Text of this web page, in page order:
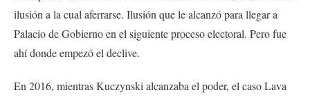
ilusión a la cual aferrarse. Ilusión que le alcanzó para llegar a
Palacio de Gobierno en el siguiente proceso electoral. Pero fue
ahí donde empezó el declive.
En 2016, mientras Kuczynski alcanzaba el poder, el caso Lava